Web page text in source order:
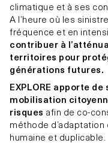
climatique et à ses
A l’heure où les
fréquence et en
contribuer à
territoires pour
générations futures.
EXPLORE apporte
mobilisation
risques afin de co-
méthode
humaine et duplicable.